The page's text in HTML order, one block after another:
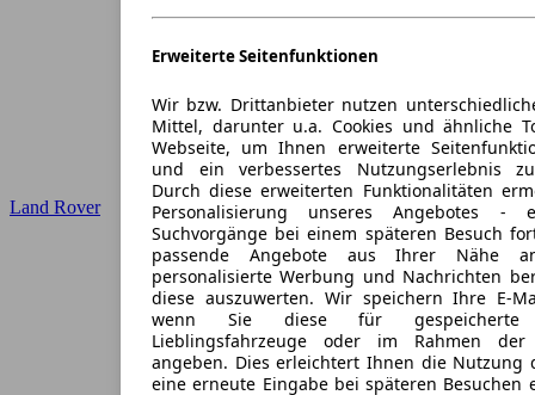
Land Rover
Erweiterte Seitenfunktionen
Wir bzw. Drittanbieter nutzen
Mittel, darunter u.a. Cookies und ähnliche
Webseite, um Ihnen erweiterte
und ein verbessertes Nutzungserlebnis
Durch diese erweiterten Funktionalitäten
Personalisierung unseres Angebotes
Suchvorgänge bei einem späteren Besuch
passende Angebote aus Ihrer Nähe
personalisierte Werbung und Nachrichten
diese auszuwerten. Wir speichern Ihre E-
wenn Sie diese für gespeicherte
Lieblingsfahrzeuge oder im Rahmen der
angeben. Dies erleichtert Ihnen die Nutzung
eine erneute Eingabe bei späteren